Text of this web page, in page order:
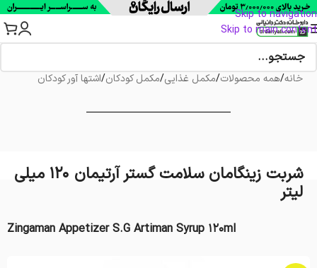
Skip to navigation
Skip to main content
خانه/همه محصولات/مکمل غذایی/مکمل کودکان/اشتها آور کودکان
شربت زینگامان سلامت گستر آرتیمان 120 میلی
لیتر
Zingaman Appetizer S.G Artiman Syrup 120ml